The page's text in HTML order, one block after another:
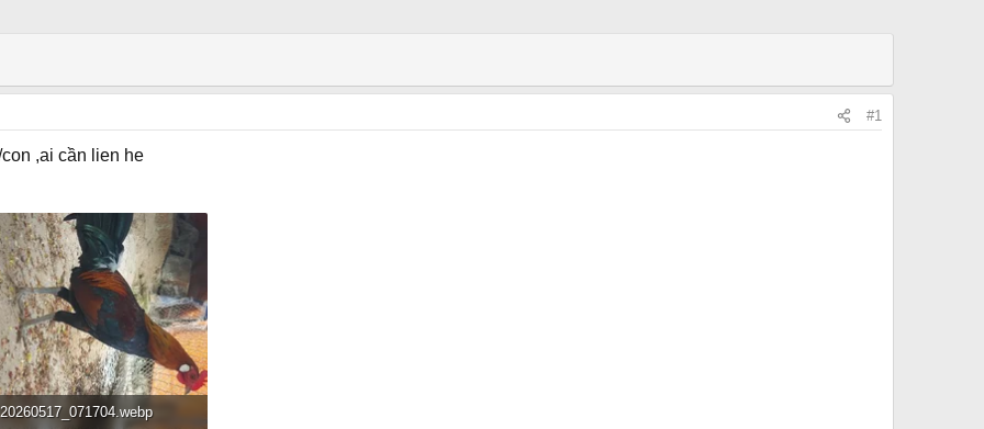
#1
,ai cần lien he
20260517_071704.webp